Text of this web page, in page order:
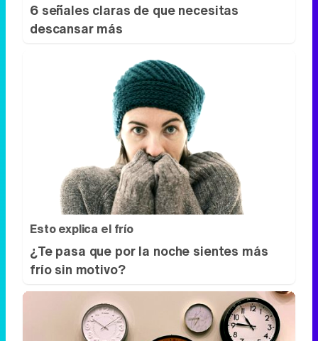
6 señales claras de que necesitas
descansar más
Esto explica el frío
¿Te pasa que por la noche sientes más
frío sin motivo?